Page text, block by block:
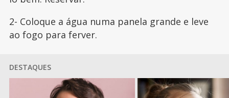
2- Coloque a água numa panela grande e leve
ao fogo para ferver.
DESTAQUES